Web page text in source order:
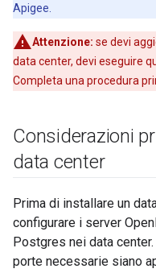
Apigee.
Attenzione: se devi
data center, devi eseguire
Completa una procedura
Considerazioni
data center
Prima di installare un
configurare i server
Postgres nei data
porte necessarie siano